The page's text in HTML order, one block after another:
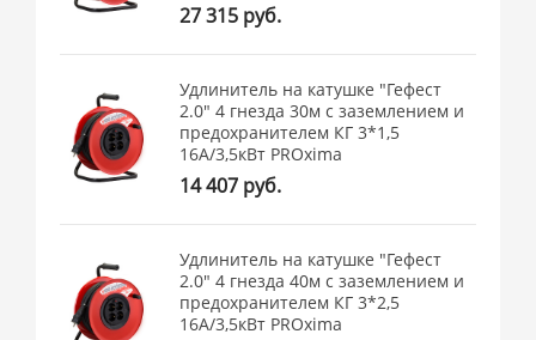
27 315 руб.
Удлинитель на катушке "Гефест
2.0" 4 гнезда 30м с заземлением и
предохранителем КГ 3*1,5
16А/3,5кВт PROxima
14 407 руб.
Удлинитель на катушке "Гефест
2.0" 4 гнезда 40м с заземлением и
предохранителем КГ 3*2,5
16А/3,5кВт PROxima